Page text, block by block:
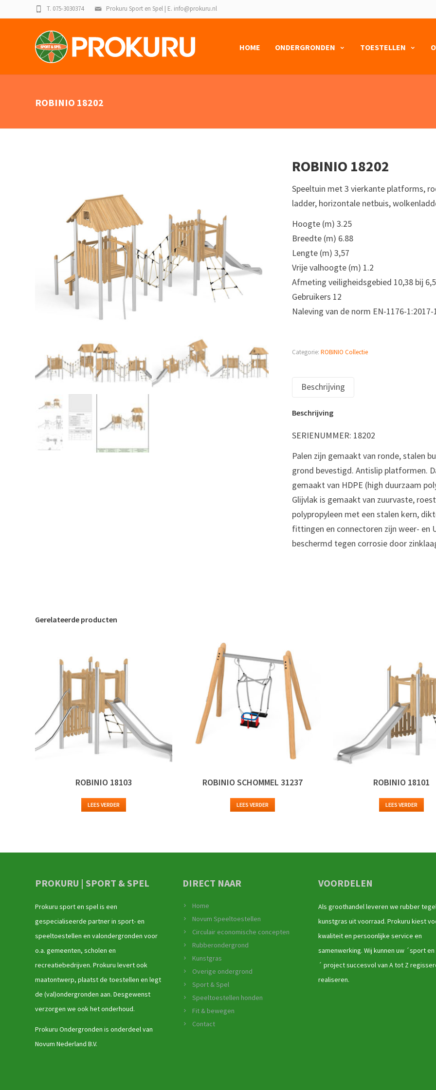
Prokuru Sport en Spel | E. info@prokuru.nl
T. 075-3030374
HOME ONDERGRONDEN TOESTELLEN
ROBINIO 18202
ROBINIO 18202
Speeltuin met 3 vierkante platforms,
ladder, horizontale netbuis,
Hoogte (m) 3.25
Breedte (m) 6.88
Lengte (m) 3,57
Vrije valhoogte (m) 1.2
Afmeting veiligheidsgebied 10,38 bij
Gebruikers 12
Naleving van de norm EN-1176-1:2017-
Categorie: ROBINIO Collectie
Beschrijving
Beschrijving
SERIENUMMER: 18202
Palen zijn gemaakt van ronde, stalen
grond bevestigd. Antislip platformen.
gemaakt van HDPE (high duurzaam
Glijvlak is gemaakt van zuurvaste,
polypropyleen met een stalen kern,
fittingen en connectoren zijn weer- en
beschermd tegen corrosie door
Gerelateerde producten
ROBINIO 18103
LEES VERDER
ROBINIO SCHOMMEL 31237
LEES VERDER
ROBINIO 18101
LEES VERDER
PROKURU | SPORT & SPEL
Prokuru sport en spel is een
gespecialiseerde partner in sport- en
speeltoestellen en valondergronden voor
o.a. gemeenten, scholen en
recreatiebedrijven. Prokuru levert ook
maatontwerp, plaatst de toestellen en legt
de (val)ondergronden aan. Desgewenst
verzorgen we ook het onderhoud.
Prokuru Ondergronden is onderdeel van
Novum Nederland B.V.
DIRECT NAAR
Home
Novum Speeltoestellen
Circulair economische concepten
Rubberondergrond
Kunstgras
Overige ondergrond
Sport & Spel
Speeltoestellen honden
Fit & bewegen
Contact
VOORDELEN
Als groothandel leveren we rubber
kunstgras uit voorraad. Prokuru kiest
kwaliteit en persoonlijke service en
samenwerking. Wij kunnen uw ´sport
´ project succesvol van A tot Z
realiseren.